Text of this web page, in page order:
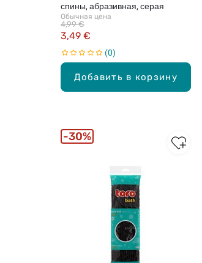
Добавить в корзину
спины, абразивная, серая
Обычная цена
3,49 €
4,99 €
0
30%